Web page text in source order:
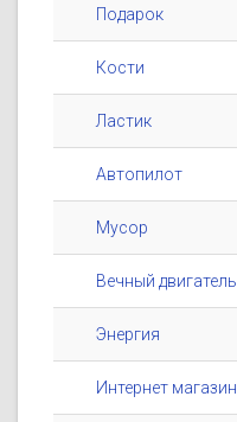
Подарок
Кости
Ластик
Автопилот
Мусор
Вечный двигатель
Энергия
Интернет магазин